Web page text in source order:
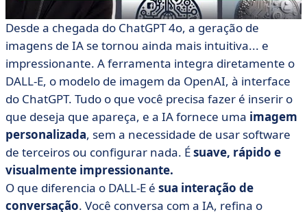
Desde a chegada do ChatGPT 4o, a geração de
imagens de IA se tornou ainda mais intuitiva... e
impressionante. A ferramenta integra diretamente o
DALL-E, o modelo de imagem da OpenAI, à interface
do ChatGPT. Tudo o que você precisa fazer é inserir o
que deseja que apareça, e a IA fornece uma imagem
personalizada, sem a necessidade de usar software
de terceiros ou configurar nada. Ésuave, rápido e
visualmente impressionante.
O que diferencia o DALL-E é sua interação de
conversação. Você conversa com a IA, refina o